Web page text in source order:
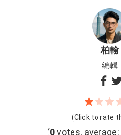
柏翰
編輯
(Click to rate
(0votes, average: